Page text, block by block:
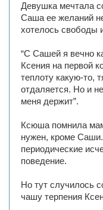
Девушка мечтала
Саша ее желаний
хотелось свободы
“С Сашей я вечно
Ксения на первой
теплоту какую-то,
отдаляется. Но и
меня держит”.
Ксюша помнила
нужен, кроме
периодические
поведение.
Но тут случилось
чашу терпения